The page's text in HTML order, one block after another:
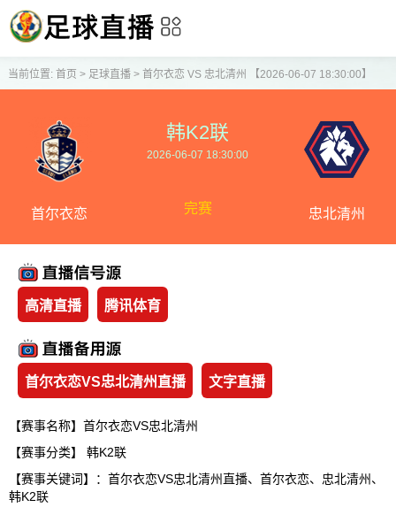
当前位置: 首页 > 足球直播> 首尔衣恋 VS 忠北清州 【2026-06-07 18:30:00】
首尔衣恋
韩K2联
2026-06-07 18:30:00
完赛 忠北清州
高清直播 腾讯体育
首尔衣恋VS忠北清州直播 文字直播
【赛事名称】首尔衣恋VS忠北清州
【赛事分类】 韩K2联
【赛事关键词】：首尔衣恋VS忠北清州直播、首尔衣恋、忠北清州、
韩K2联